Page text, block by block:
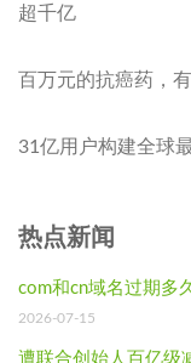
超千亿
百万元的抗癌药，
31亿用户构建全球
热点新闻
com和cn域名过期多
2026-07-15
遭联合创始人百亿级